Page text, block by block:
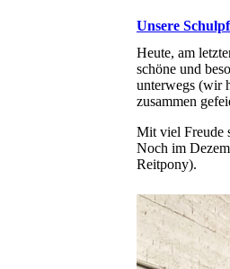
Unsere
Heute, am
schöne und
unterwegs (wir
zusammen
Mit viel Freude
Noch im
Reitpony).